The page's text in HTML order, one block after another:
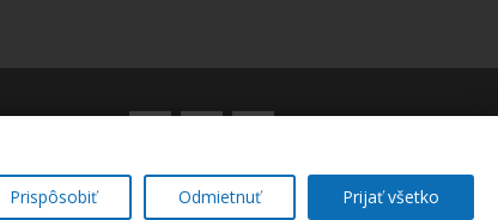
Prispôsobiť Odmietnuť Prijať všetko